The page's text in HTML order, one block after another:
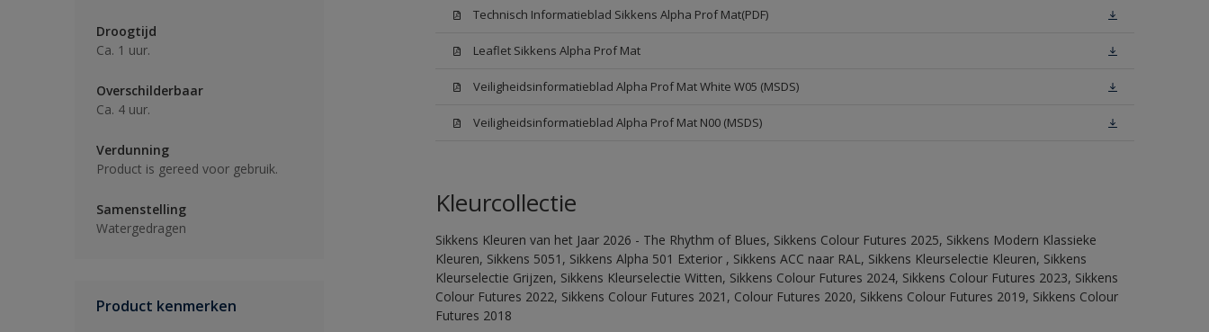
Droogtijd
Ca. 1 uur.
Overschilderbaar
Ca. 4 uur.
Verdunning
Product is gereed voor gebruik.
Samenstelling
Watergedragen
Product kenmerken
Technisch Informatieblad Sikkens Alpha Prof Mat(PDF)
Leaflet Sikkens Alpha Prof Mat
Veiligheidsinformatieblad Alpha Prof Mat White W05 (MSDS)
Veiligheidsinformatieblad Alpha Prof Mat N00 (MSDS)
Kleurcollectie
Sikkens Kleuren van het Jaar 2026 - The Rhythm of Blues, Sikkens Colour Futures 2025, Sikkens Modern Klassieke
Kleuren, Sikkens 5051, Sikkens Alpha 501 Exterior , Sikkens ACC naar RAL, Sikkens Kleurselectie Kleuren, Sikkens
Kleurselectie Grijzen, Sikkens Kleurselectie Witten, Sikkens Colour Futures 2024, Sikkens Colour Futures 2023, Sikkens
Colour Futures 2022, Sikkens Colour Futures 2021, Colour Futures 2020, Sikkens Colour Futures 2019, Sikkens Colour
Futures 2018